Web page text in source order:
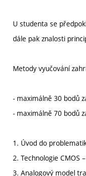
U studenta se
dále pak znalosti
Metody vyučování
- maximálně 30 bodů
- maximálně 70 bodů
1. Úvod do
2. Technologie CMOS
3. Analogový model